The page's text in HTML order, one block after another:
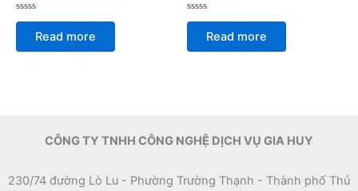
Rated
of
Read more
Rated
of
Read more
CÔNG TY TNHH CÔNG NGHỆ DỊCH VỤ GIA HUY
230/74 đường Lò Lu - Phường Trường Thạnh - Thành phố Thủ